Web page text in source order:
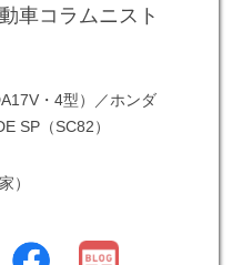
車コラムニスト
・4型）／ホンダ
SP（SC82）
）